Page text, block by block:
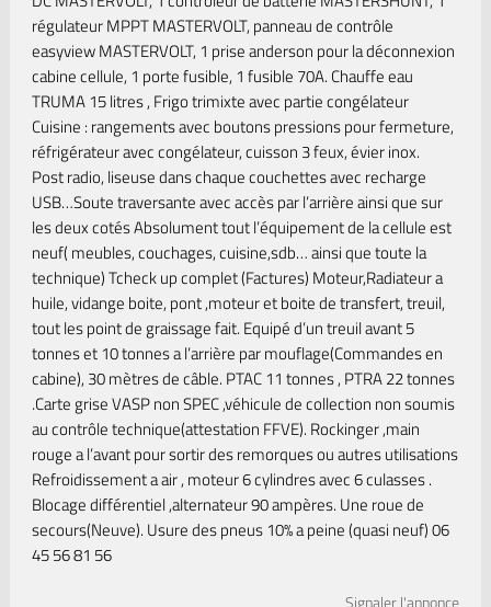
régulateur MPPT MASTERVOLT, panneau de contrôle
easyview MASTERVOLT, 1 prise anderson pour la déconnexion
cabine cellule, 1 porte fusible, 1 fusible 70A. Chauffe eau
TRUMA 15 litres , Frigo trimixte avec partie congélateur
Cuisine : rangements avec boutons pressions pour fermeture,
réfrigérateur avec congélateur, cuisson 3 feux, évier inox.
Post radio, liseuse dans chaque couchettes avec recharge
USB…Soute traversante avec accès par l’arrière ainsi que sur
les deux cotés Absolument tout l’équipement de la cellule est
neuf( meubles, couchages, cuisine,sdb… ainsi que toute la
technique) Tcheck up complet (Factures) Moteur,Radiateur a
huile, vidange boite, pont ,moteur et boite de transfert, treuil,
tout les point de graissage fait. Equipé d’un treuil avant 5
tonnes et 10 tonnes a l’arrière par mouflage(Commandes en
cabine), 30 mètres de câble. PTAC 11 tonnes , PTRA 22 tonnes
.Carte grise VASP non SPEC ,véhicule de collection non soumis
au contrôle technique(attestation FFVE). Rockinger ,main
rouge a l’avant pour sortir des remorques ou autres utilisations
Refroidissement a air , moteur 6 cylindres avec 6 culasses .
Blocage différentiel ,alternateur 90 ampères. Une roue de
secours(Neuve). Usure des pneus 10% a peine (quasi neuf) 06
45 56 81 56